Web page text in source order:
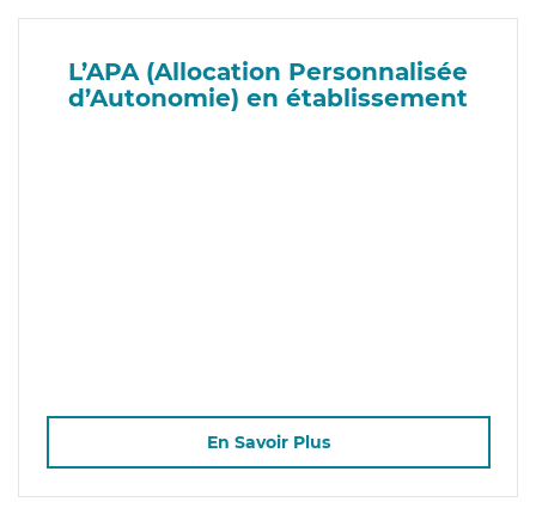
L’APA (Allocation Personnalisée
d’Autonomie) en établissement
En Savoir Plus